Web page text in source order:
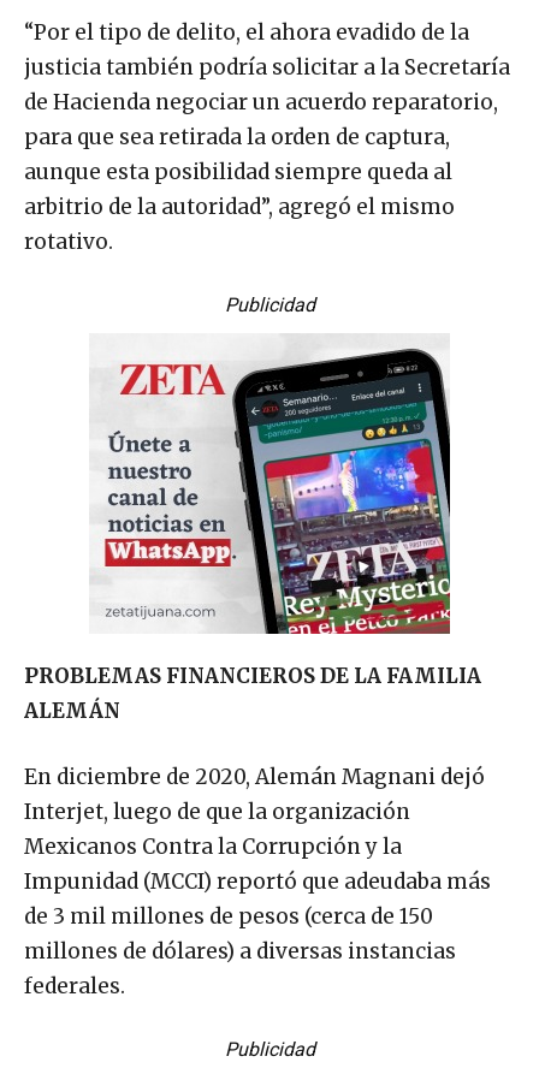
“Por el tipo de delito, el ahora evadido de la
justicia también podría solicitar a la Secretaría
de Hacienda negociar un acuerdo reparatorio,
para que sea retirada la orden de captura,
aunque esta posibilidad siempre queda al
arbitrio de la autoridad”, agregó el mismo
rotativo.
Publicidad
PROBLEMAS FINANCIEROS DE LA FAMILIA
ALEMÁN
En diciembre de 2020, Alemán Magnani dejó
Interjet, luego de que la organización
Mexicanos Contra la Corrupción y la
Impunidad (MCCI) reportó que adeudaba más
de 3 mil millones de pesos (cerca de 150
millones de dólares) a diversas instancias
federales.
Publicidad